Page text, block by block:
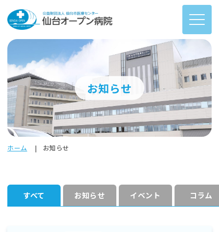
お知らせ
ホーム お知らせ
すべて お知らせ イベント コラム